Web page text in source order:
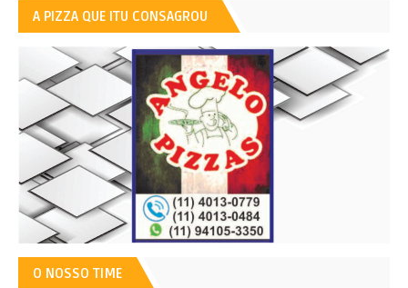
A PIZZA QUE ITU CONSAGROU
O NOSSO TIME